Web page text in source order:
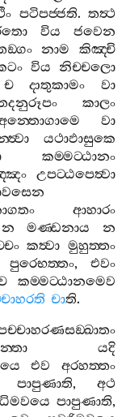
පටිපජ‍්ජති.තත්‍ථ
විය
ජවෙන
නාම
කිඤ‍්චි
විය නිච‍්චලො
ච දාතුකාමං
වා
කාලං
වා
යථාඵාසුකෙ
කම‍්මට‍්ඨානං
උපට‍්ඨපෙත්‍වා
ආහාරං
න මණ‍්ඩනාය
න
කත්‍වා මුහුත‍්තං
පුරෙභත‍්තං, එවං
කම‍්මට‍්ඨානමෙව
චාති.
යදි
එව
අරහත‍්තං
පාපුණාති, අථ
පාපුණාති,